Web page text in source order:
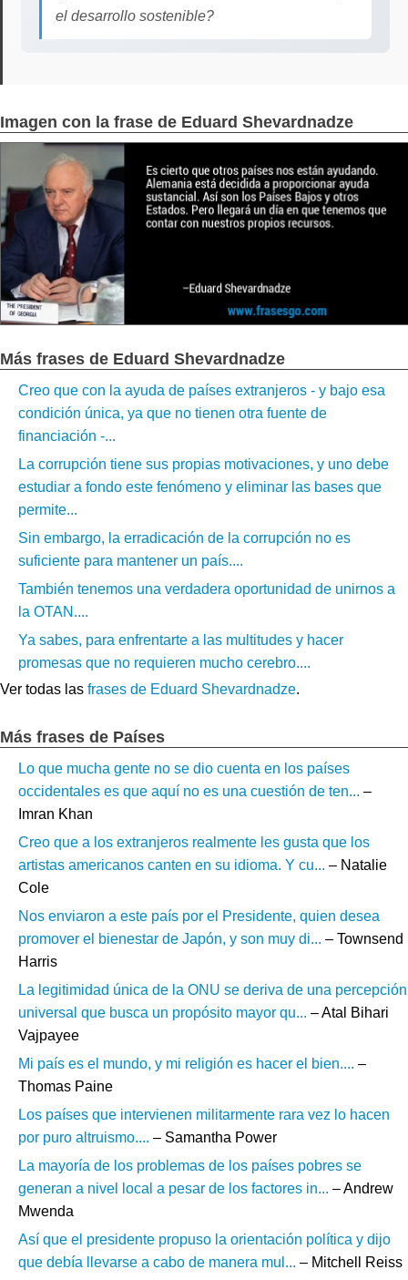
el desarrollo sostenible?
Imagen con la frase de Eduard Shevardnadze
Más frases de Eduard Shevardnadze
Creo que con la ayuda de países extranjeros - y bajo esa
condición única, ya que no tienen otra fuente de
financiación -...
La corrupción tiene sus propias motivaciones, y uno debe
estudiar a fondo este fenómeno y eliminar las bases que
permite...
Sin embargo, la erradicación de la corrupción no es
suficiente para mantener un país....
También tenemos una verdadera oportunidad de unirnos a
la OTAN....
Ya sabes, para enfrentarte a las multitudes y hacer
promesas que no requieren mucho cerebro....
Ver todas las frases de Eduard Shevardnadze.
Más frases de Países
Lo que mucha gente no se dio cuenta en los países
occidentales es que aquí no es una cuestión de ten... –
Imran Khan
Creo que a los extranjeros realmente les gusta que los
artistas americanos canten en su idioma. Y cu... – Natalie
Cole
Nos enviaron a este país por el Presidente, quien desea
promover el bienestar de Japón, y son muy di... – Townsend
Harris
La legitimidad única de la ONU se deriva de una percepción
universal que busca un propósito mayor qu... – Atal Bihari
Vajpayee
Mi país es el mundo, y mi religión es hacer el bien.... –
Thomas Paine
Los países que intervienen militarmente rara vez lo hacen
por puro altruismo.... – Samantha Power
La mayoría de los problemas de los países pobres se
generan a nivel local a pesar de los factores in... – Andrew
Mwenda
Así que el presidente propuso la orientación política y dijo
que debía llevarse a cabo de manera mul... – Mitchell Reiss